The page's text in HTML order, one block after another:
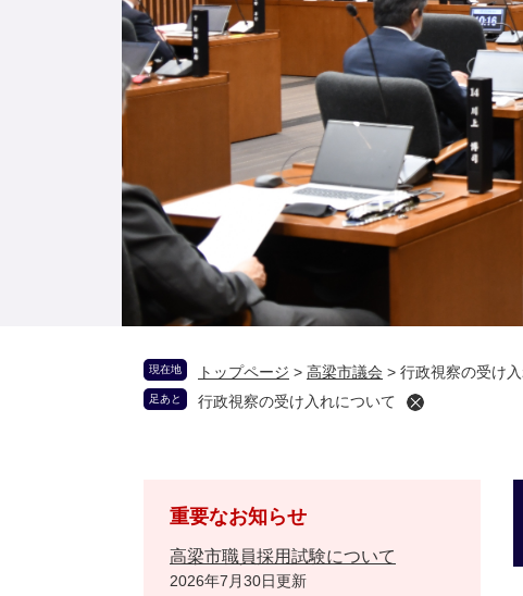
現在地 トップページ > 高梁市議会 > 行政視察の受け
足あと 行政視察の受け入れについて
重要なお知らせ
高梁市職員採用試験について
2026年7月30日更新